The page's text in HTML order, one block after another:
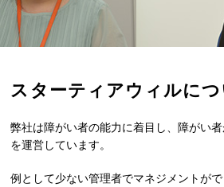
スターティアウィルにつ
弊社は障がい者の能力に着目し、障がい
を運営しています。
例として少ない管理者でマネジメントがで